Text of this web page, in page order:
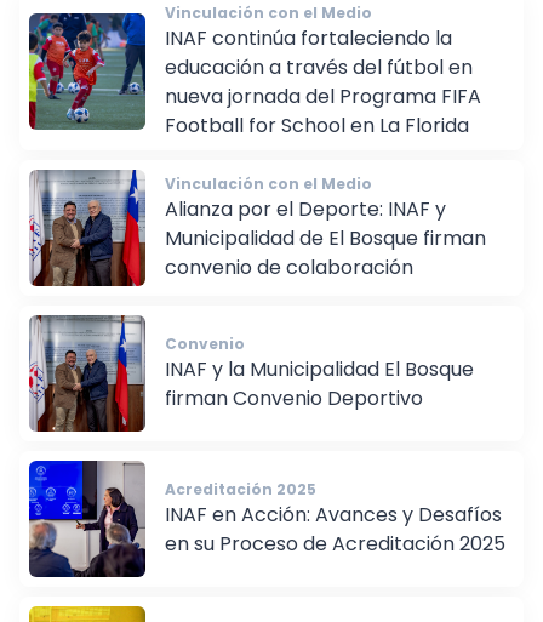
Vinculación con el Medio
INAF continúa fortaleciendo la
educación a través del fútbol en
nueva jornada del Programa FIFA
Football for School en La Florida
Vinculación con el Medio
Alianza por el Deporte: INAF y
Municipalidad de El Bosque firman
convenio de colaboración
Convenio
INAF y la Municipalidad El Bosque
firman Convenio Deportivo
Acreditación 2025
INAF en Acción: Avances y Desafíos
en su Proceso de Acreditación 2025